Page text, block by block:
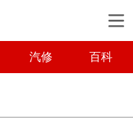
汽修 百科